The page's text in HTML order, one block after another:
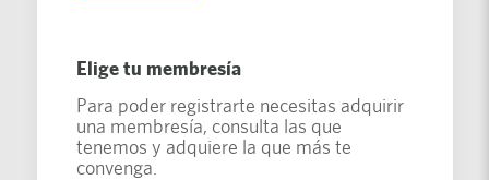
Elige tu membresía
Para poder registrarte necesitas adquirir
una membresía, consulta las que
tenemos y adquiere la que más te
convenga.